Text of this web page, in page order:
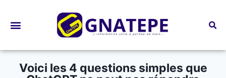
Voici les 4 questions simples que